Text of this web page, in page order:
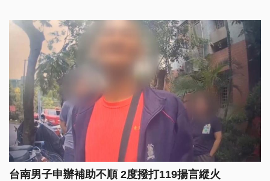
台南男子申辦補助不順 2度撥打119揚言縱火